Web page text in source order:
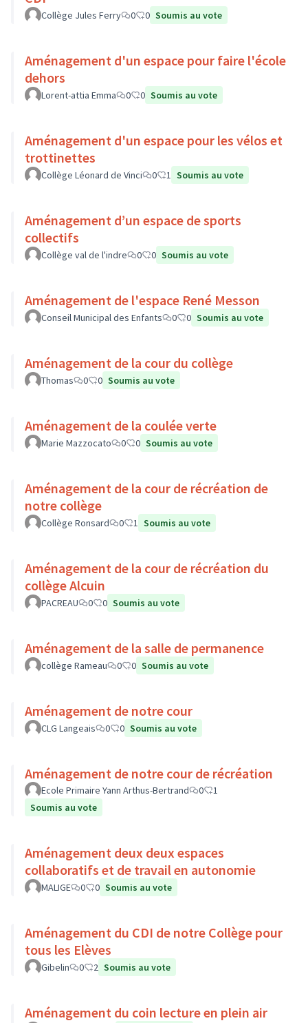
Collège Jules Ferry 0 0 Soumis au vote
Aménagement d'un espace pour faire l'école
dehors
Lorent-attia Emma 0 0 Soumis au vote
Aménagement d'un espace pour les vélos et
trottinettes
Collège Léonard de Vinci 0 1 Soumis au vote
Aménagement d’un espace de sports
collectifs
Collège val de l'indre 0 0 Soumis au vote
Aménagement de l'espace René Messon
Conseil Municipal des Enfants 0 0 Soumis au vote
Aménagement de la cour du collège
Thomas 0 0 Soumis au vote
Aménagement de la coulée verte
Marie Mazzocato 0 0 Soumis au vote
Aménagement de la cour de récréation de
notre collège
Collège Ronsard 0 1 Soumis au vote
Aménagement de la cour de récréation du
collège Alcuin
PACREAU 0 0 Soumis au vote
Aménagement de la salle de permanence
collège Rameau 0 0 Soumis au vote
Aménagement de notre cour
CLG Langeais 0 0 Soumis au vote
Aménagement de notre cour de récréation
Ecole Primaire Yann Arthus-Bertrand 0
1
Soumis au vote
Aménagement deux deux espaces
collaboratifs et de travail en autonomie
MALIGE 0 0 Soumis au vote
Aménagement du CDI de notre Collège pour
tous les Elèves
Gibelin 0 2 Soumis au vote
Aménagement du coin lecture en plein air